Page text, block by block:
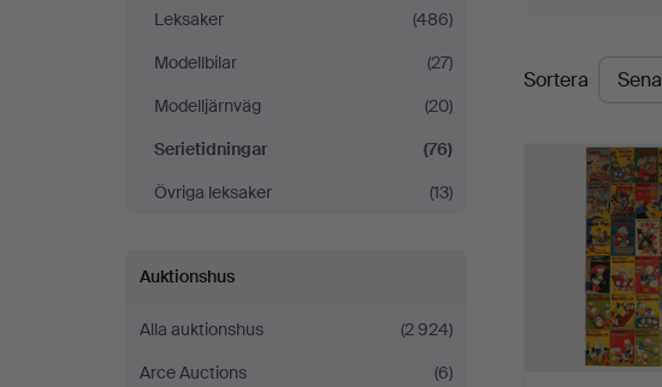
Leksaker
(486)
Modellbilar
(27)
Modelljärnväg
(20)
Serietidningar
(76)
Övriga leksaker
(13)
Auktionshus
Alla auktionshus
(2 924)
Arce Auctions
(6)
Slutpriser
Sortera